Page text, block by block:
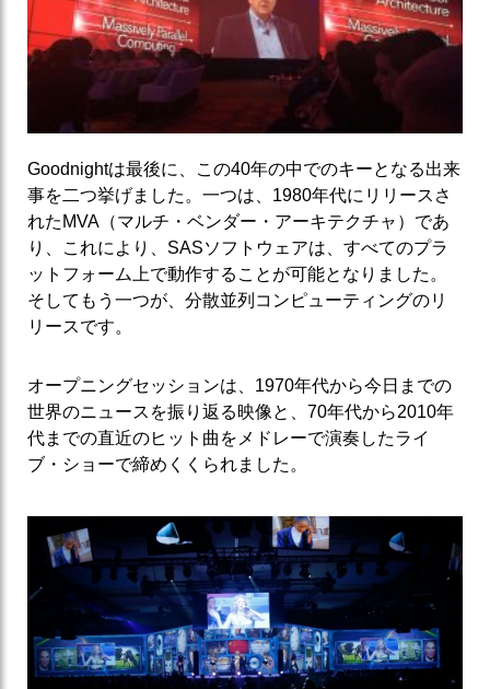
Goodnightは最後に、この40年の中でのキーとなる出来
事を二つ挙げました。一つは、1980年代にリリースさ
れたMVA（マルチ・ベンダー・アーキテクチャ）であ
り、これにより、SASソフトウェアは、すべてのプラ
ットフォーム上で動作することが可能となりました。
そしてもう一つが、分散並列コンピューティングのリ
リースです。
オープニングセッションは、1970年代から今日までの
世界のニュースを振り返る映像と、70年代から2010年
代までの直近のヒット曲をメドレーで演奏したライ
ブ・ショーで締めくくられました。